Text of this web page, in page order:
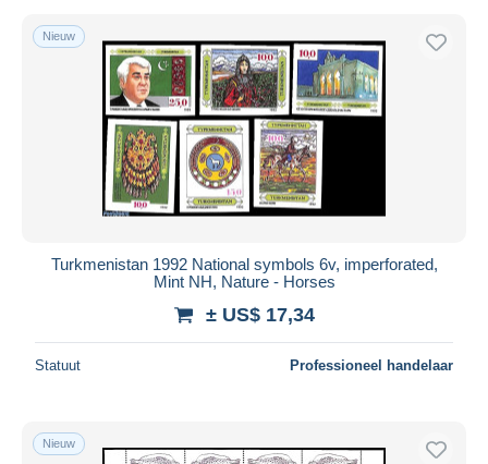
Nieuw
Turkmenistan 1992 National symbols 6v, imperforated,
Mint NH, Nature - Horses
± US$ 17,34
Statuut Professioneel handelaar
Nieuw